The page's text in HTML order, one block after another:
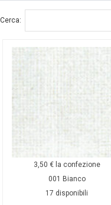
Cerca:
3,50 € la confezione
001 Bianco
17 disponibili